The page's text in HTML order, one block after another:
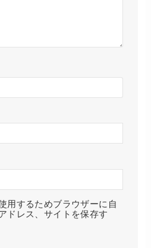
用するためブラウザーに自
ドレス、サイトを保存す